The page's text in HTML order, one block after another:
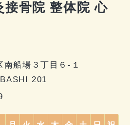
接骨院 整体院 心
南船場３丁目６-１
201